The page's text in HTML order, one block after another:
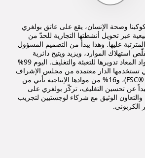
وصحة الإنسان، يقع على عاتق بولغري
عبر تحويل أنشطتها التجارية للحدّ من
المترتبة عليها. وهذا يبدأ من التصميم المسؤول
استهلاك الموارد، ويزيد ويتيح دائرية
المنتجات، واستخدام المواد المعاد تدويرها للتعبئة والتغليف. اليوم 99%
تستخدمها الدار معتمدة من مجلس الإشراف
على الغابات (FSC® N003847)، و16% من موادها الإنتاجية تأتي من
عن تحسين التغليف، تركّز بولغري على
الوثيق مع شركاء لوجستيين لتجريب
الكربوني.